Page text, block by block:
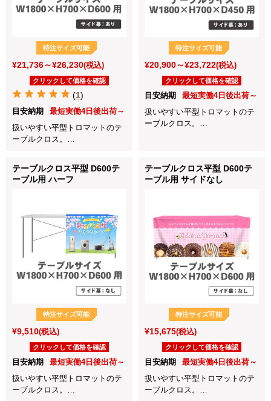
特注サイズ可能
¥21,736～¥26,230(税込)
クリックして価格を確認
(1)
目安納期
最短実働4日後出荷～
扱いやすい平型トロマットのテ
ーブルクロス。
など各種イベントに最適！
サイド含む全体を囲いたい場合
はこのサイズがお勧めです。
特注サイズ可能
¥20,900～¥23,722(税込)
クリックして価格を確認
目安納期
最短実働4日後出荷～
扱いやすい平型トロマットのテ
ーブルクロス。
はこのサイズがお勧めです。
テーブルクロス平型 D600テ
ーブル用 ハーフ
特注サイズ可能
¥9,510(税込)
クリックして価格を確認
目安納期
最短実働4日後出荷～
扱いやすい平型トロマットのテ
ーブルクロス。
テーブルクロス平型 D600テ
ーブル用 サイドなし
特注サイズ可能
¥15,675(税込)
クリックして価格を確認
目安納期
最短実働4日後出荷～
扱いやすい平型トロマットのテ
ーブルクロス。